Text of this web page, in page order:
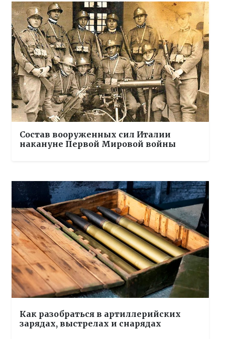
Состав вооруженных сил Италии
накануне Первой Мировой войны
Как разобраться в артиллерийских
зарядах, выстрелах и снарядах